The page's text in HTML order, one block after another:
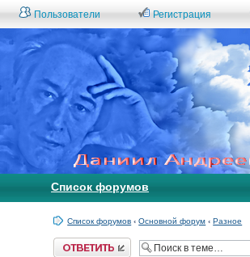
Пользователи Регистрация
Список форумов
Список форумов ‹ Основной форум ‹ Разное
Ответить